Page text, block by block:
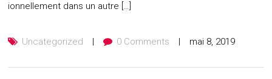
ionnellement dans un autre […]
Uncategorized 0 Comments mai 8, 2019